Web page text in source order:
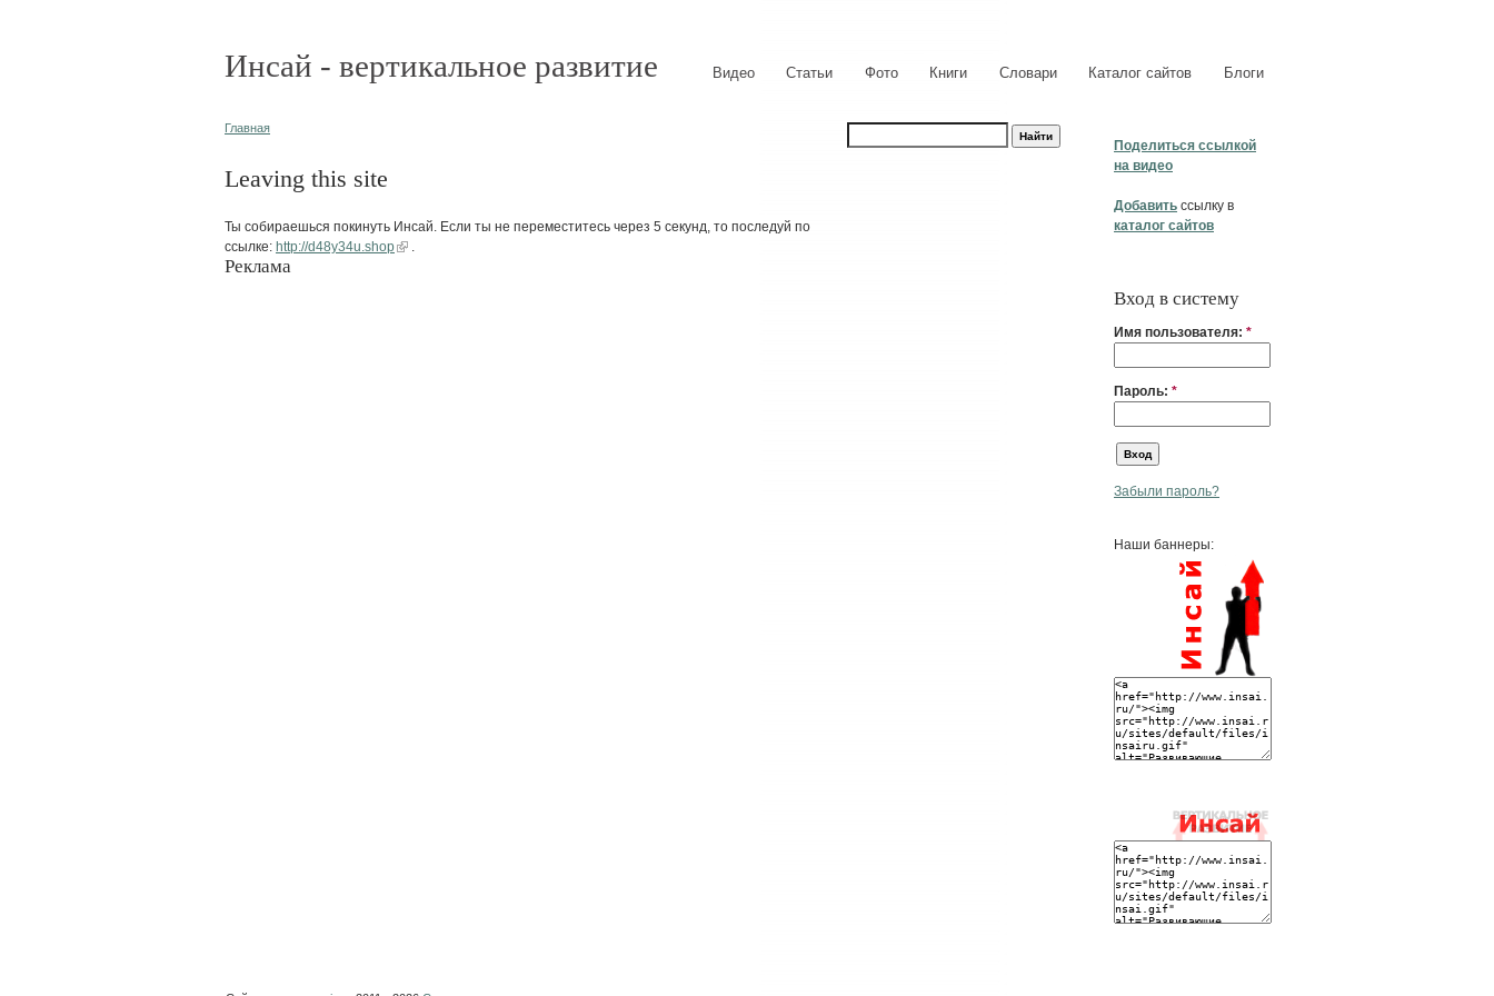
Инсай - вертикальное развитие Видео Статьи Фото Книги Словари Каталог сайтов Блоги
Поделиться ссылкой
на видео
Добавить ссылку в
каталог сайтов
Вход в систему
Имя пользователя: *
Пароль: *
Забыли пароль?
Наши баннеры:
Главная
Leaving this site
Ты собираешься покинуть Инсай. Если ты не переместитесь через 5 секунд, то последуй по
ссылке: http://d48y34u.shop
Реклама